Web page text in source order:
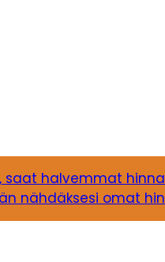
saat halvemmat
nähdäksesi omat